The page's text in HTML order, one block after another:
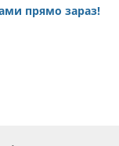
прямо зараз!